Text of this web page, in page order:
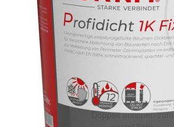
Doppelt antippen zum